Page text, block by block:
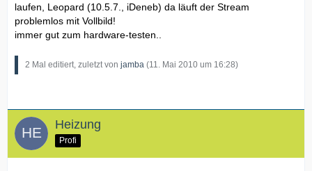
laufen, Leopard (10.5.7., iDeneb) da läuft der Stream
problemlos mit Vollbild!
immer gut zum hardware-testen..
2 Mal editiert, zuletzt von jamba (11. Mai 2010 um 16:28)
Heizung
Profi